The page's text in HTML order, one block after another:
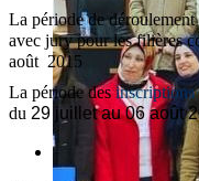
La période de déroulement
avec jury pour les filières
août 2015
La période des
du 29 juillet au 06 août